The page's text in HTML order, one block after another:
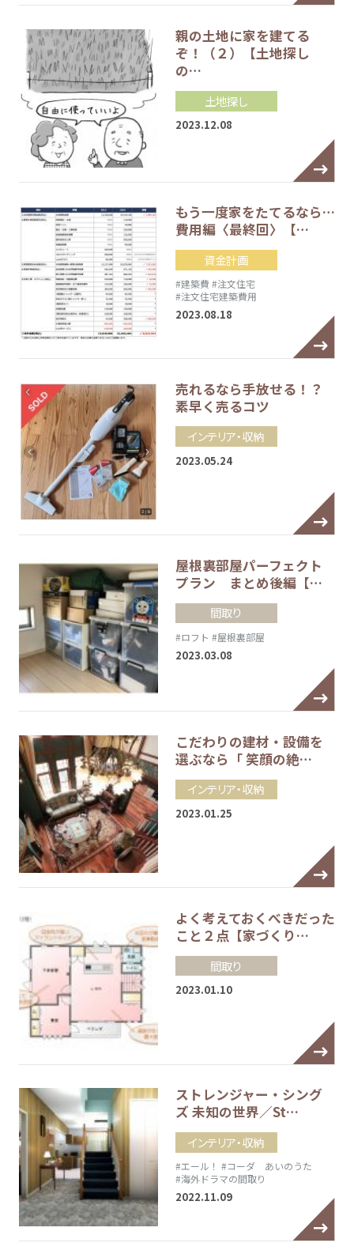
親の土地に家を建てる
ぞ！（２）【土地探し
の…
土地探し
2023.12.08
もう一度家をたてるなら…
費用編〈最終回〉【…
資金計画
#建築費 #注文住宅
#注文住宅建築費用
2023.08.18
売れるなら手放せる！？
素早く売るコツ
インテリア・収納
2023.05.24
屋根裏部屋パーフェクト
プラン まとめ後編【…
間取り
#ロフト #屋根裏部屋
2023.03.08
こだわりの建材・設備を
選ぶなら「 笑顔の絶…
インテリア・収納
2023.01.25
よく考えておくべきだった
こと２点【家づくり…
間取り
2023.01.10
ストレンジャー・シング
ズ 未知の世界／St…
インテリア・収納
#エール！ #コーダ あいのうた
#海外ドラマの間取り
2022.11.09